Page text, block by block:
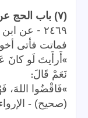
(٧) باب الحج عن الميت الذي نذر أن يحج
٢٤٦٩ - عن ابن
فماتت فأتى
» أَرأَيتَ لَو
نَعَمْ قَالَ:
»فَاقْضُوا اللهَ،
(صحيح) - الإرواء ٩٩٣: